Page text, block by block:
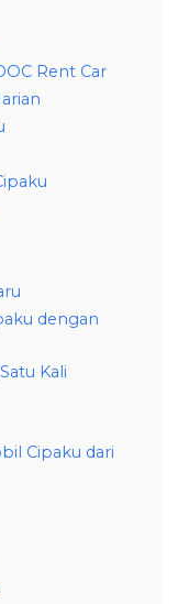
Rent Car
dengan
Kali
Cipaku dari